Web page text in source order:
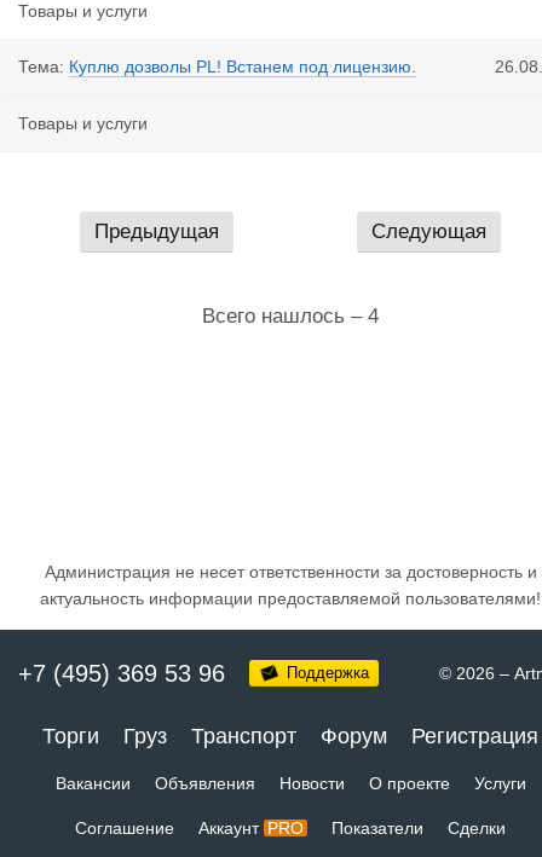
Товары и услуги
Тема: Куплю дозволы PL! Встанем под лицензию.
Товары и услуги
Предыдущая Следующая
Всего нашлось – 4
Администрация не несет ответственности за достоверность и
актуальность информации предоставляемой пользователями!
+7 (495) 369 53 96 Поддержка © 2026 –
Торги Груз Транспорт Форум Регистрация
Вакансии Объявления Новости О проекте Услуги
Соглашение Аккаунт PRO Показатели Сделки